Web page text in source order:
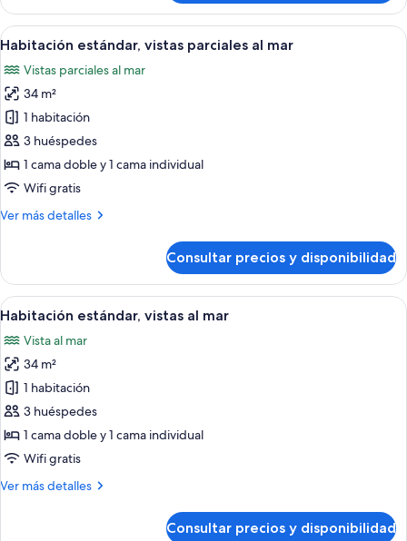
estándar,
vistas
al
Abrir
todas
las
fotos
de
Habitación
estándar,
vistas
parciales
al
Habitación de hotel con dos camas,
4
Habitación estándar, vistas parciales al mar
Vistas parciales al mar
34 m²
1 habitación
3 huéspedes
1 cama doble y 1 cama individual
Wifi gratis
Ver más detalles
Más
estándar,
vistas
parciales
mar
Consultar precios y disponibilidad
Abrir
todas
las
fotos
de
Habitación
estándar,
vistas
mar
Habitación de hotel con dos camas,
3
Habitación estándar, vistas al mar
Vista al mar
34 m²
1 habitación
3 huéspedes
1 cama doble y 1 cama individual
Wifi gratis
Ver más detalles
Más
Consultar precios y disponibilidad